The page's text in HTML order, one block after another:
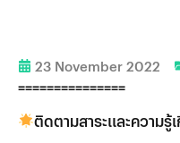
23 November 2022
===============
ติดตามสาระและความรู้